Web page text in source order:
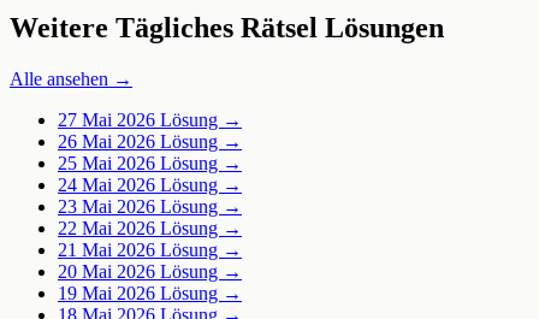
Weitere Tägliches Rätsel Lösungen
Alle ansehen →
27 Mai 2026 Lösung →
26 Mai 2026 Lösung →
25 Mai 2026 Lösung →
24 Mai 2026 Lösung →
23 Mai 2026 Lösung →
22 Mai 2026 Lösung →
21 Mai 2026 Lösung →
20 Mai 2026 Lösung →
19 Mai 2026 Lösung →
18 Mai 2026 Lösung →